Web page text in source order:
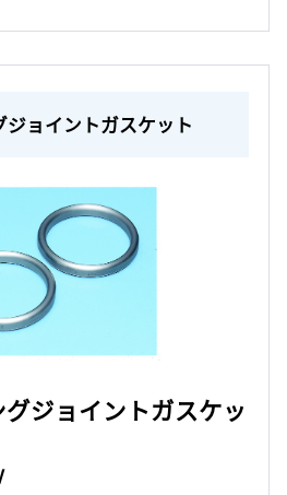
ョイントガスケット
ジョイントガスケッ